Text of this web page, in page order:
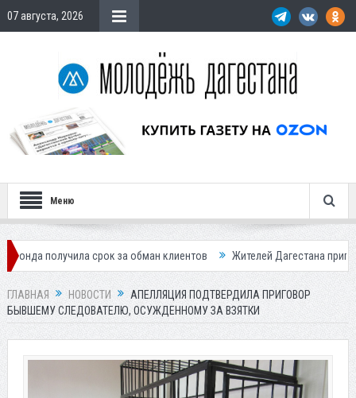
07 августа, 2026
Меню
срок за обман клиентов Жителей Дагестана приглашает в
ГЛАВНАЯ НОВОСТИ
АПЕЛЛЯЦИЯ ПОДТВЕРДИЛА ПРИГОВОР
БЫВШЕМУ СЛЕДОВАТЕЛЮ, ОСУЖДЕННОМУ ЗА ВЗЯТКИ